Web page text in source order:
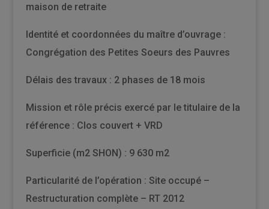
maison de retraite
Identité et coordonnées du maître d’ouvrage :
Congrégation des Petites Soeurs des Pauvres
Délais des travaux : 2 phases de 18 mois
Mission et rôle précis exercé par le titulaire de la
référence : Clos couvert + VRD
Superficie (m2 SHON) : 9 630 m2
Particularité de l’opération : Site occupé –
Restructuration complète – RT 2012